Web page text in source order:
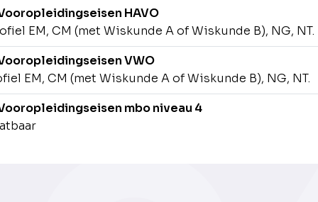
HAVO
EM, CM (met Wiskunde A of Wiskunde B), NG, NT.
VWO
EM, CM (met Wiskunde A of Wiskunde B), NG, NT.
mbo niveau 4